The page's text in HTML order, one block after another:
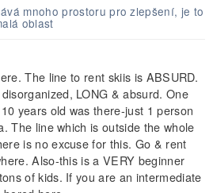
mnoho prostoru pro zlepšení, je to
oblast
The line to rent skiis is ABSURD.
LONG & absurd. One
years old was there-just 1 person
The line which is outside the whole
is no excuse for this. Go & rent
Also-this is a VERY beginner
of kids. If you are an intermediate